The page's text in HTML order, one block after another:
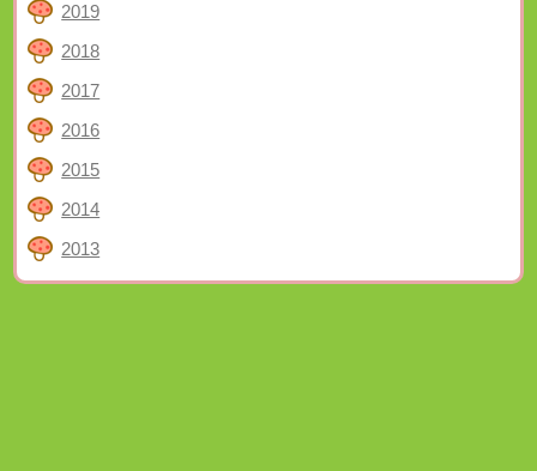
2019
2018
2017
2016
2015
2014
2013